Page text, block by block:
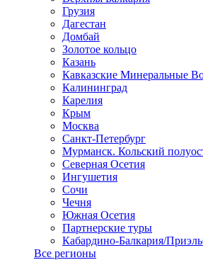
Грузия
Дагестан
Домбай
Золотое кольцо
Казань
Кавказские Минеральные
Калининград
Карелия
Крым
Москва
Санкт-Петербург
Мурманск. Кольский
Северная Осетия
Ингушетия
Сочи
Чечня
Южная Осетия
Партнерские туры
Кабардино-Балкария/
Все регионы